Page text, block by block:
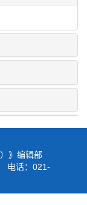
》编辑部
电话：021-